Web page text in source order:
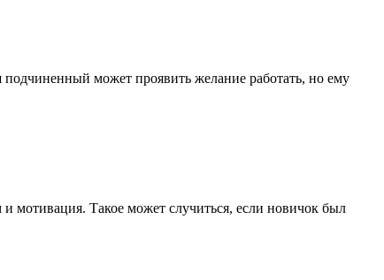
может проявить желание работать, но ему
мотивация. Такое может случиться, если новичок был